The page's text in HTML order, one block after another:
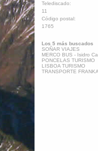
Telediscado:
11
Código postal:
1765
Los 5 más buscados
SOÑAR VIAJES
MERCO BUS - Isidro
PONCELAS TURISMO
LISBOA TURISMO
TRANSPORTE FRANKA